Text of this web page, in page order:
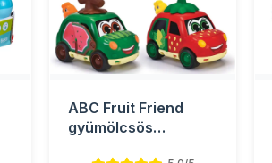
ABC Fruit Friend
gyümölcsös